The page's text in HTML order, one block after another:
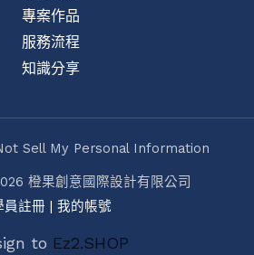
專案作品
服務流程
知識分享
Sell My Personal Information
橙果創意國際設計有限公司
員註冊 | 我的帳號
to Ez2.SHOP